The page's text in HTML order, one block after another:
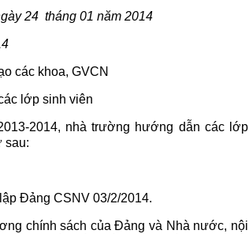
24 tháng 01 năm 2014
các khoa, GVCN
lớp sinh viên
2014, nhà trường hướng dẫn các lớp
sau:
Đảng CSNV 03/2/2014.
chính sách của Đảng và Nhà nước, nội